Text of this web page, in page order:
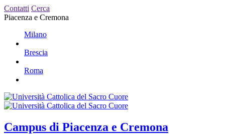
Contatti Cerca
Piacenza e Cremona
Milano
Brescia
Roma
Campus di Piacenza e Cremona